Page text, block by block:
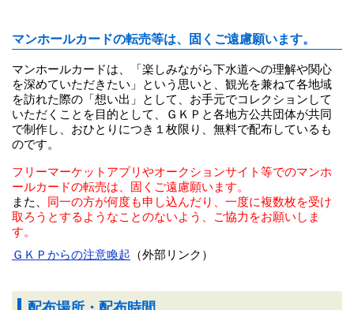
マンホールカードの転売等は、固くご遠慮願います。
マンホールカードは、「楽しみながら下水道への理解や関心
を深めていただきたい」という思いと、観光を兼ねて各地域
を訪れた際の「想い出」として、お手元でコレクションして
いただくことを目的として、ＧＫＰと各地方公共団体が共同
で制作し、おひとりにつき１枚限り、無料で配布しているも
のです。
フリーマーケットアプリやオークションサイト等でのマンホ
ールカードの転売は、固くご遠慮願います。
また、
同一の方が何度も申し込んだり、一度に複数枚を受け
取ろうとするようなことのないよう、ご協力をお願いしま
す。
ＧＫＰからの注意喚起 （外部リンク）